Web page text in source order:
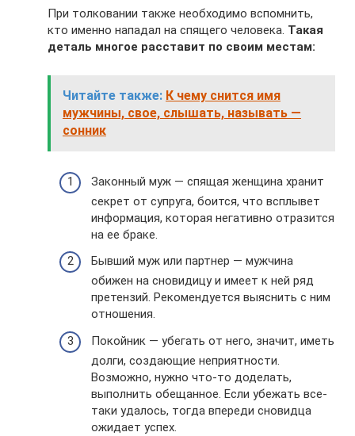
При толковании также необходимо вспомнить,
кто именно нападал на спящего человека. Такая
деталь многое расставит по своим местам:
Читайте также: К чему снится имя
мужчины, свое, слышать, называть —
сонник
Законный муж — спящая женщина хранит
секрет от супруга, боится, что всплывет
информация, которая негативно отразится
на ее браке.
Бывший муж или партнер — мужчина
обижен на сновидицу и имеет к ней ряд
претензий. Рекомендуется выяснить с ним
отношения.
Покойник — убегать от него, значит, иметь
долги, создающие неприятности.
Возможно, нужно что-то доделать,
выполнить обещанное. Если убежать все-
таки удалось, тогда впереди сновидца
ожидает успех.